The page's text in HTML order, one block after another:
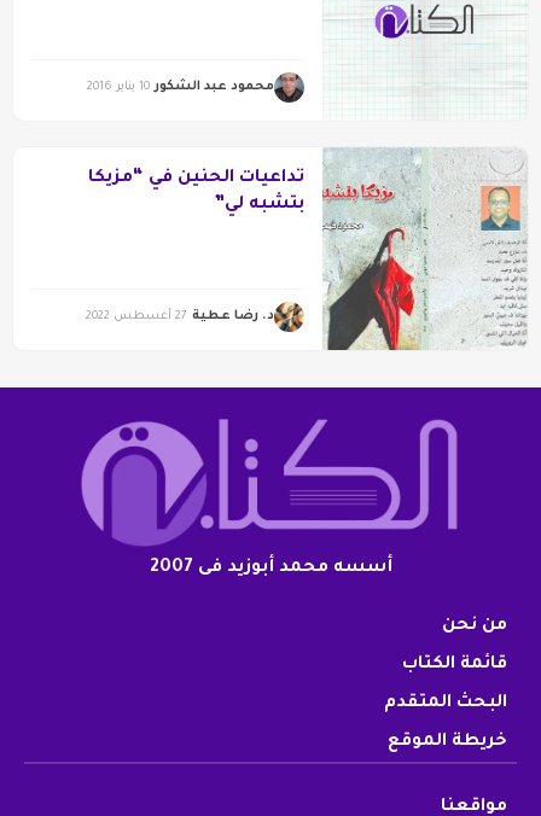
محمود عبد الشكور 10 يناير 2016
تداعيات الحنين في “مزيكا
بتشبه لي”
د. رضا عطية 27 أغسطس 2022
أسسه محمد أبوزيد فى 2007
من نحن
قائمة الكتاب
البحث المتقدم
خريطة الموقع
مواقعنا